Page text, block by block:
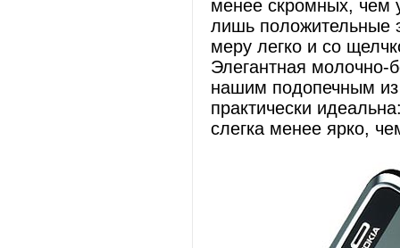
менее скромных, чем
лишь положительные
меру легко и со
Элегантная молочно-
нашим подопечным
практически
слегка менее ярко,